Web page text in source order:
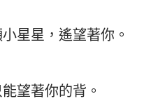
星星，遙望著你。
望著你的背。